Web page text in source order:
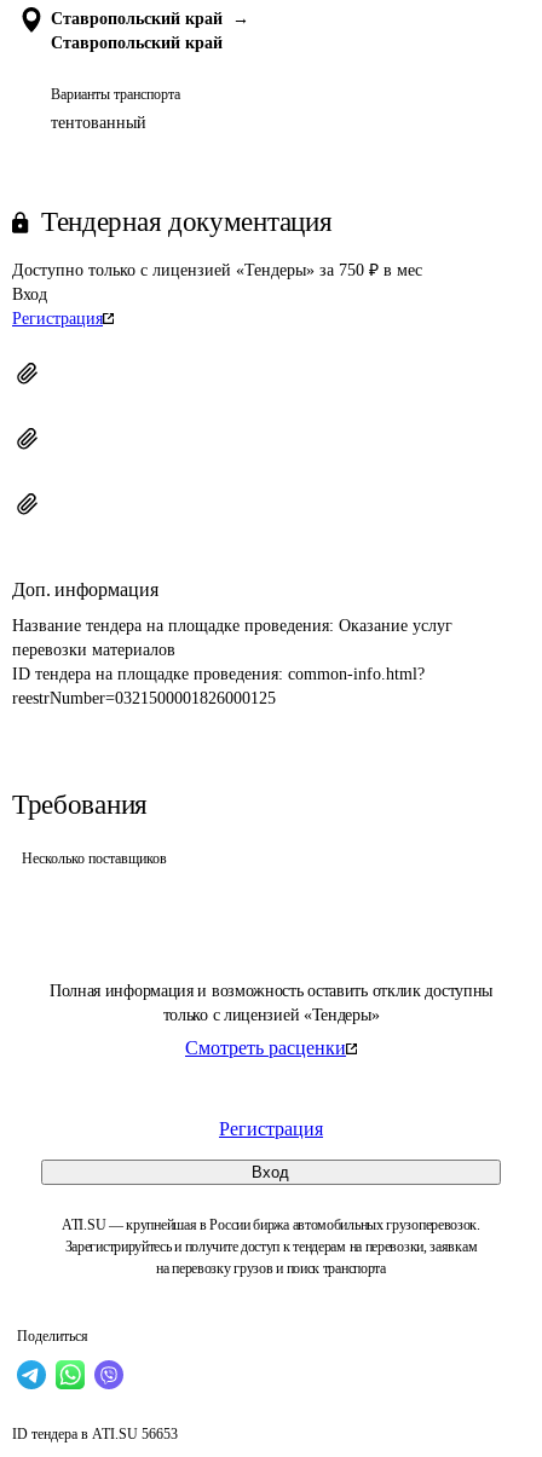
Полная информация и возможность оставить отклик доступны
только с лицензией «Тендеры»
Смотреть расценки
Регистрация
Вход
ATI.SU — крупнейшая в России биржа автомобильных грузоперевозок.
Зарегистрируйтесь и получите доступ к тендерам на перевозки, заявкам
на перевозку грузов и поиск транспорта
Поделиться
Ставропольский край
→
Ставропольский край
Варианты транспорта
тентованный
Тендерная документация
Доступно только с лицензией «Тендеры» за 750 ₽ в мес
Вход
Регистрация
Доп. информация
Название тендера на площадке проведения: Оказание услуг
перевозки материалов
ID тендера на площадке проведения: common-info.html?
reestrNumber=0321500001826000125
Требования
Несколько поставщиков
ID тендера в ATI.SU 56653